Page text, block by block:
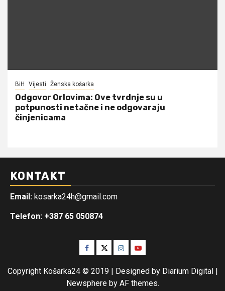
BiH Vijesti Ženska košarka
Odgovor Orlovima: ​Ove tvrdnje su u
potpunosti netačne i ne odgovaraju
činjenicama
KONTAKT
Email: kosarka24h@gmail.com
Telefon: +387 65 050874
Facebook
TwitterInstagram
Youtube
Copyright Košarka24 © 2019 | Designed by Diarium Digital |
Newsphereby AF themes.